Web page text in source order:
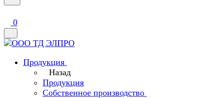
0
Продукция
Назад
Продукция
Собственное производство